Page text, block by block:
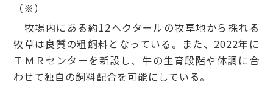
（※）
牧場内にある約12ヘクタールの牧草地から採れる
牧草は良質の粗飼料となっている。また、2022年に
ＴＭＲセンターを新設し、牛の生育段階や体調に合
わせて独自の飼料配合を可能にしている。